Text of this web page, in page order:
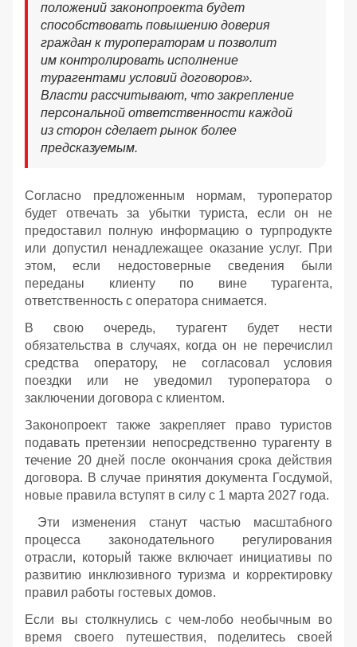
положений законопроекта будет
способствовать повышению доверия
граждан к туроператорам и позволит
им контролировать исполнение
турагентами условий договоров».
Власти рассчитывают, что закрепление
персональной ответственности каждой
из сторон сделает рынок более
предсказуемым.
Согласно предложенным нормам, туроператор
будет отвечать за убытки туриста, если он не
предоставил полную информацию о турпродукте
или допустил ненадлежащее оказание услуг. При
этом, если недостоверные сведения были
переданы клиенту по вине турагента,
ответственность с оператора снимается.
В свою очередь, турагент будет нести
обязательства в случаях, когда он не перечислил
средства оператору, не согласовал условия
поездки или не уведомил туроператора о
заключении договора с клиентом.
Законопроект также закрепляет право туристов
подавать претензии непосредственно турагенту в
течение 20 дней после окончания срока действия
договора. В случае принятия документа Госдумой,
новые правила вступят в силу с 1 марта 2027 года.
Эти изменения станут частью масштабного
процесса законодательного регулирования
отрасли, который также включает инициативы по
развитию инклюзивного туризма и корректировку
правил работы гостевых домов.
Если вы столкнулись с чем-лобо необычным во
время своего путешествия, поделитесь своей